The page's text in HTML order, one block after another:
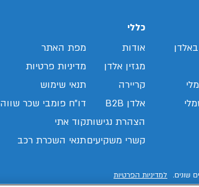
כללי
אודות
מגזין אלדן
קריירה
אלדן B2B
הצהרת נגישות
קשרי משקיעים
מפת האתר
מדיניות פרטיות
תנאי שימוש
דו"ח פומבי שכר שווה
קוד אתי
תנאי השכרת רכב
שונים. למדיניות הפרטיות